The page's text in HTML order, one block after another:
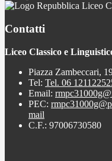
Liceo
Contatti
Liceo Classico e
Piazza Zambeccari,
Tel: Tel. 06
Email:
PEC:
mail
C.F.: 97006730580